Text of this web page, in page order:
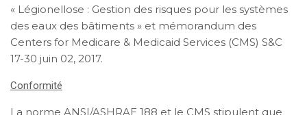
« Légionellose : Gestion des risques pour les systèmes
des eaux des bâtiments » et mémorandum des
Centers for Medicare & Medicaid Services (CMS) S&C
17-30 juin 02, 2017.
Conformité
La norme ANSI/ASHRAE 188 et le CMS stipulent que